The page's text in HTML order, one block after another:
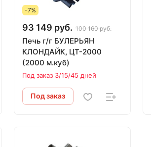
-7%
93 149 руб. 100 160 руб.
Печь г/г БУЛЕРЬЯН
КЛОНДАЙК, ЦТ-2000
(2000 м.куб)
Под заказ 3/15/45 дней
Под заказ